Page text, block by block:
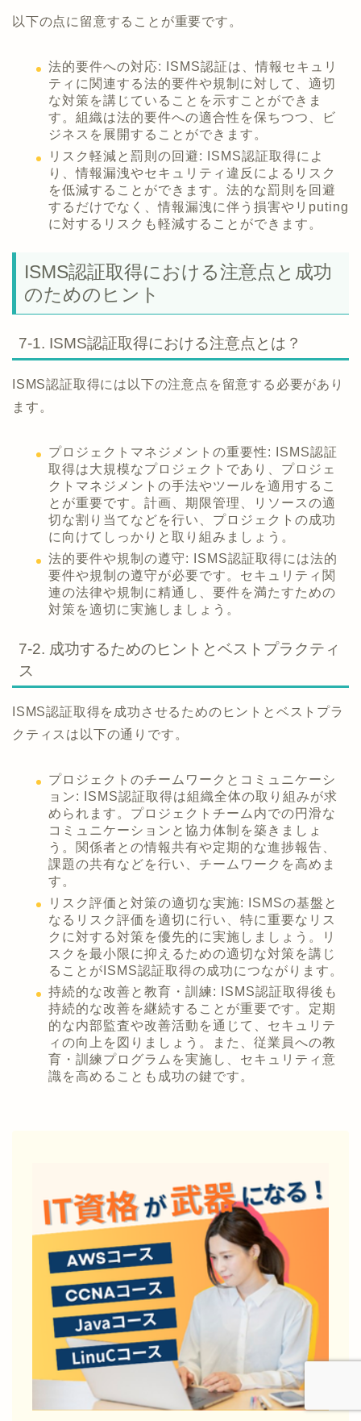
以下の点に留意することが重要です。
法的要件への対応: ISMS認証は、情報セキュリ
ティに関連する法的要件や規制に対して、適切
な対策を講じていることを示すことができま
す。組織は法的要件への適合性を保ちつつ、ビ
ジネスを展開することができます。
リスク軽減と罰則の回避: ISMS認証取得によ
り、情報漏洩やセキュリティ違反によるリスク
を低減することができます。法的な罰則を回避
するだけでなく、情報漏洩に伴う損害やリputing
に対するリスクも軽減することができます。
ISMS認証取得における注意点と成功
のためのヒント
7-1. ISMS認証取得における注意点とは？
ISMS認証取得には以下の注意点を留意する必要があり
ます。
プロジェクトマネジメントの重要性: ISMS認証
取得は大規模なプロジェクトであり、プロジェ
クトマネジメントの手法やツールを適用するこ
とが重要です。計画、期限管理、リソースの適
切な割り当てなどを行い、プロジェクトの成功
に向けてしっかりと取り組みましょう。
法的要件や規制の遵守: ISMS認証取得には法的
要件や規制の遵守が必要です。セキュリティ関
連の法律や規制に精通し、要件を満たすための
対策を適切に実施しましょう。
7-2. 成功するためのヒントとベストプラクティ
ス
ISMS認証取得を成功させるためのヒントとベストプラ
クティスは以下の通りです。
プロジェクトのチームワークとコミュニケーシ
ョン: ISMS認証取得は組織全体の取り組みが求
められます。プロジェクトチーム内での円滑な
コミュニケーションと協力体制を築きましょ
う。関係者との情報共有や定期的な進捗報告、
課題の共有などを行い、チームワークを高めま
す。
リスク評価と対策の適切な実施: ISMSの基盤と
なるリスク評価を適切に行い、特に重要なリス
クに対する対策を優先的に実施しましょう。リ
スクを最小限に抑えるための適切な対策を講じ
ることがISMS認証取得の成功につながります。
持続的な改善と教育・訓練: ISMS認証取得後も
持続的な改善を継続することが重要です。定期
的な内部監査や改善活動を通じて、セキュリテ
ィの向上を図りましょう。また、従業員への教
育・訓練プログラムを実施し、セキュリティ意
識を高めることも成功の鍵です。